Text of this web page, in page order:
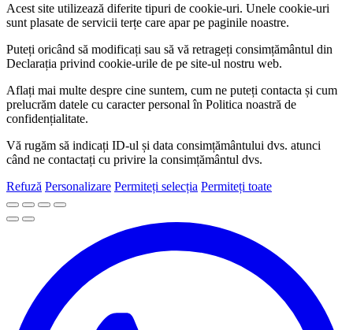
Acest site utilizează diferite tipuri de cookie-uri. Unele cookie-uri
sunt plasate de servicii terțe care apar pe paginile noastre.
Puteți oricând să modificați sau să vă retrageți consimțământul din
Declarația privind cookie-urile de pe site-ul nostru web.
Aflați mai multe despre cine suntem, cum ne puteți contacta și cum
prelucrăm datele cu caracter personal în Politica noastră de
confidențialitate.
Vă rugăm să indicați ID-ul și data consimțământului dvs. atunci
când ne contactați cu privire la consimțământul dvs.
Refuză Personalizare Permiteți selecția Permiteți toate